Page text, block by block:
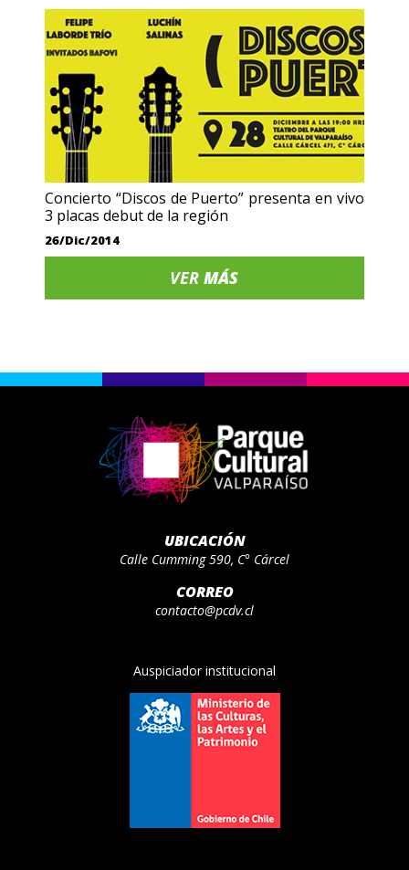
Concierto “Discos de Puerto” presenta en vivo
3 placas debut de la región
26/Dic/2014
VERMÁS
UBICACIÓN
Calle Cumming 590, C° Cárcel
CORREO
contacto@pcdv.cl
Auspiciador institucional